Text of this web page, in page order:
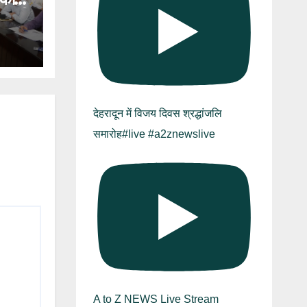
की
देहरादून में विजय दिवस श्रद्धांजलि
समारोह#live #a2znewslive
A to Z NEWS Live Stream